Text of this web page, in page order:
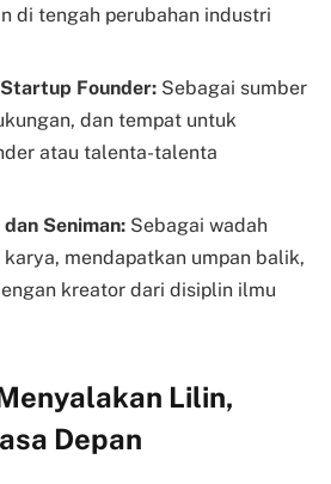
di tengah perubahan industri
Founder: Sebagai sumber
dan tempat untuk
atau talenta-talenta
Seniman: Sebagai wadah
mendapatkan umpan balik,
kreator dari disiplin ilmu
Lilin,
Depan